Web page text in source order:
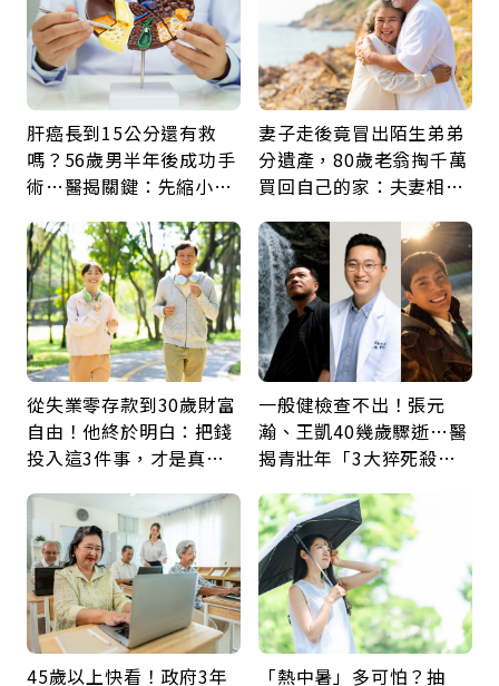
肝癌長到15公分還有救
嗎？56歲男半年後成功手
術…醫揭關鍵：先縮小腫
妻子走後竟冒出陌生弟弟
分遺產，80歲老翁掏千萬
買回自己的家：夫妻相守
從失業零存款到30歲財富
自由！他終於明白：把錢
投入這3件事，才是真正
一般健檢查不出！張元
瀚、王凱40幾歲驟逝…醫
揭青壯年「3大猝死殺
雷
45歲以上快看！政府3年
「熱中暑」多可怕？抽